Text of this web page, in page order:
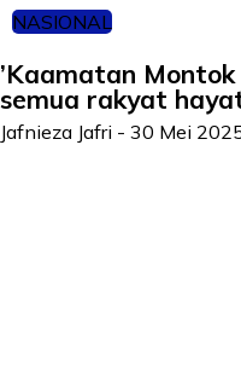
NASIONAL
’Kaamatan
semua rakyat
Jafnieza Jafri - 30 Mei